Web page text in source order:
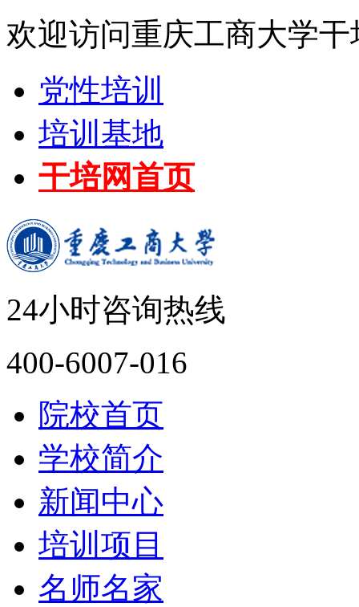
欢迎访问重庆工商大学干
党性培训
培训基地
干培网首页
24小时咨询热线
400-6007-016
院校首页
学校简介
新闻中心
培训项目
名师名家